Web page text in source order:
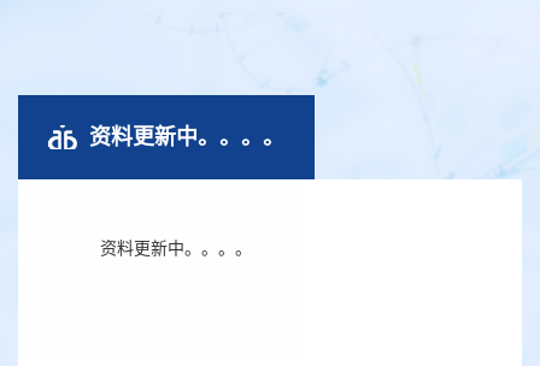
资料更新中。。。。
资料更新中。。。。